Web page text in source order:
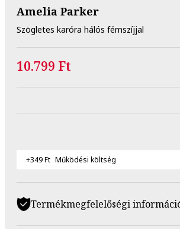
Amelia Parker
Szögletes karóra hálós fémszíjjal
10.799 Ft
+349 Ft Működési költség
Termékmegfelelőségi